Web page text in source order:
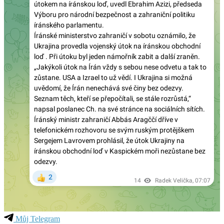
Můj Telegram